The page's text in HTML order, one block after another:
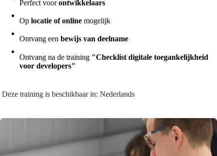
Perfect voorontwikkelaars
Op locatie of online mogelijk
Ontvang een bewijs van deelname
Ontvang na de training "Checklist digitale toegankelijkheid
voor developers"
Deze training is beschikbaar in: Nederlands